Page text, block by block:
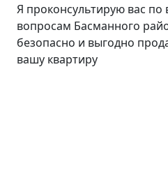
Я проконсультирую вас
вопросам Басманного
безопасно и выгодно
вашу квартиру